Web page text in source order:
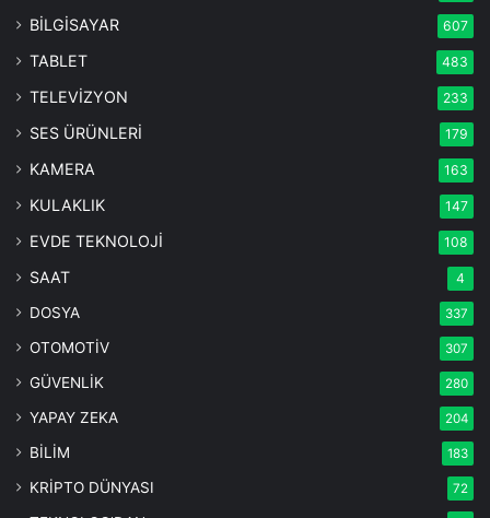
BİLGİSAYAR 607
TABLET 483
TELEVİZYON 233
SES ÜRÜNLERİ 179
KAMERA 163
KULAKLIK 147
EVDE TEKNOLOJİ 108
SAAT 4
DOSYA 337
OTOMOTİV 307
GÜVENLİK 280
YAPAY ZEKA 204
BİLİM 183
KRİPTO DÜNYASI 72